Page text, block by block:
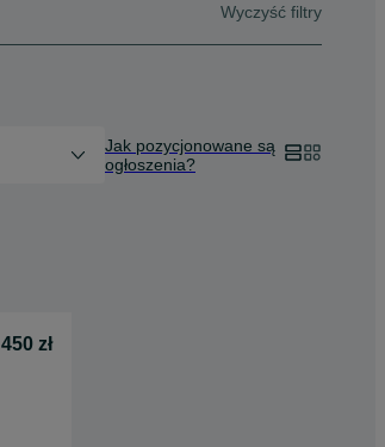
Wyczyść filtry
Jak pozycjonowane są
ogłoszenia?
450 zł